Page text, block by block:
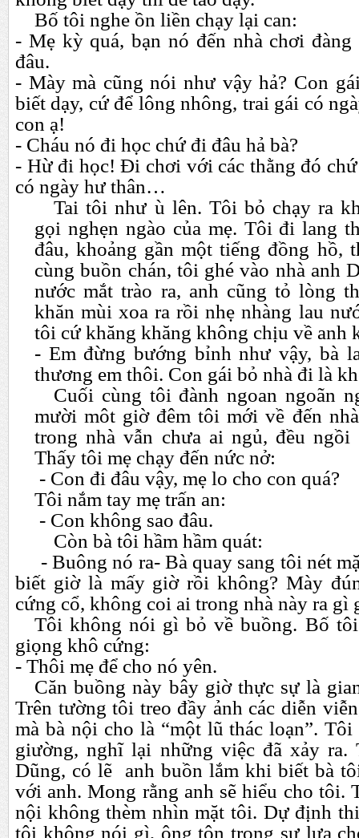
Bố tôi nghe ồn liền chạy lại can:
- Mẹ kỳ quá, bạn nó đến nhà chơi
đâu.
- Mày mà cũng nói như vậy hả? Con
biết dạy, cứ để lông nhông, trai gái có
con ạ!
- Cháu nó đi học chứ đi đâu hả bà?
- Hừ đi học! Đi chơi với các thằng đó
có ngày hư thân…
Tai tôi như ù lên. Tôi bỏ chạy ra
gọi nghẹn ngào của mẹ. Tôi đi lang
đâu, khoảng gần một tiếng đồng hồ,
cùng buồn chán, tôi ghé vào nhà anh
nước mắt trào ra, anh cũng tỏ lòng
khăn mùi xoa ra rồi nhẹ nhàng lau
tôi cứ khăng khăng không chịu về anh
- Em đừng bướng bỉnh như vậy, bà
thương em thôi. Con gái bỏ nhà đi là
Cuối cùng tôi đành ngoan ngoãn
mười môt giờ đêm tôi mới về đến
trong nhà vẫn chưa ai ngủ, đều ngồi
Thấy tôi mẹ chạy đến nức nở:
- Con đi đâu vậy, mẹ lo cho con quá?
Tôi nắm tay mẹ trấn an:
- Con không sao đâu.
Còn bà tôi hầm hầm quát:
- Buông nó ra- Bà quay sang tôi nét
biết giờ là mấy giờ rồi không? Mày
cứng cổ, không coi ai trong nhà này ra gì
Tôi không nói gì bỏ về buồng. Bố
giọng khô cứng:
- Thôi mẹ để cho nó yên.
Căn buồng này bây giờ thực sự là
Trên tường tôi treo đầy ảnh các diễn
mà bà nội cho là “một lũ thác loạn”.
giường, nghĩ lại những việc đã xảy ra.
Dũng, có lẽ anh buồn lắm khi biết bà
với anh. Mong rằng anh sẽ hiểu cho tôi.
nội không thèm nhìn mặt tôi. Dự định
tôi không nói gì, ông tôn trọng sự lưạ